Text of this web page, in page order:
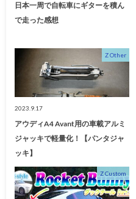
日本一周で自転車にギターを積ん
で走った感想
Z Other
2023.9.17
アウディA4 Avant用の車載アルミ
ジャッキで軽量化！【パンタジャ
ッキ】
Z Custom